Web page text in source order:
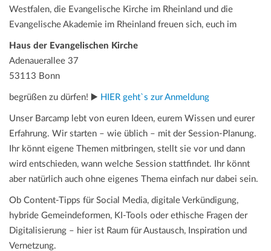
Westfalen, die Evangelische Kirche im Rheinland und die
Evangelische Akademie im Rheinland freuen sich, euch im
Haus der Evangelischen Kirche
Adenauerallee 37
53113 Bonn
begrüßen zu dürfen! ▶️ HIER geht`s zur Anmeldung
Unser Barcamp lebt von euren Ideen, eurem Wissen und eurer
Erfahrung. Wir starten – wie üblich – mit der Session-Planung.
Ihr könnt eigene Themen mitbringen, stellt sie vor und dann
wird entschieden, wann welche Session stattfindet. Ihr könnt
aber natürlich auch ohne eigenes Thema einfach nur dabei sein.
Ob Content-Tipps für Social Media, digitale Verkündigung,
hybride Gemeindeformen, KI-Tools oder ethische Fragen der
Digitalisierung – hier ist Raum für Austausch, Inspiration und
Vernetzung.